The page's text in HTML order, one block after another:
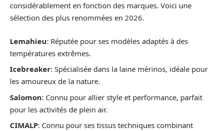
considérablement en fonction des marques. Voici une
sélection des plus renommées en 2026.
Lemahieu: Réputée pour ses modèles adaptés à des
températures extrêmes.
Icebreaker: Spécialisée dans la laine mérinos, idéale pour
les amoureux de la nature.
Salomon: Connu pour allier style et performance, parfait
pour les activités de plein air.
CIMALP: Connu pour ses tissus techniques combinant